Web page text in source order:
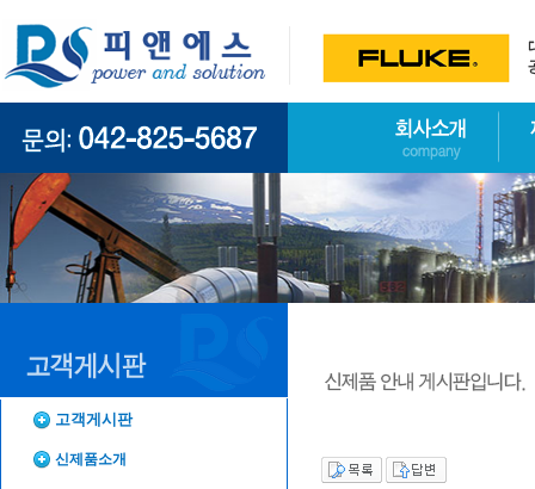
고객게시판
신제품소개